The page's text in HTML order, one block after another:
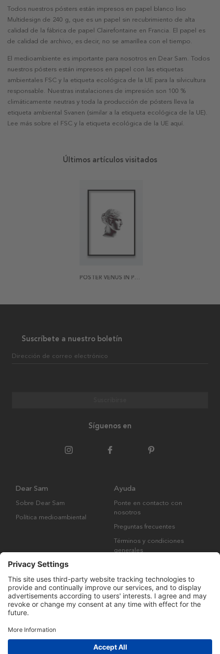
Todos nuestros pósters están impresos en papel blanco liso
Multidesign de 240 g, que es un papel sin recubrimiento de alta
calidad de la fábrica de papel Clairefontaine en Francia. El papel es
de calidad de archivo, es decir, no se amarillea con el tiempo.
El medioambiente es importante para nosotros en Dear Sam. Todos
nuestros pósters están impresos en papel con las etiquetas
ambientales FSC y la etiqueta ecológica de la UE para la silvicultura
responsable. Nuestras instalaciones de impresión son 100 %
climáticamente neutras y toda la producción de pósters lleva la
etiqueta ambiental Svanen (similar a la etiqueta ecológica de la UE).
Lee más sobre el FSC y la etiqueta ecológica de la UE aquí.
Últimos artículos visitados
POSTER VENUS IN PROFILE
Suscríbete a nuestro boletín
Dirección de correo electrónico
Síguenos en
Dear Sam
Sobre Dear Sam
Política medioambiental
Ayuda
Ponte en contacto con
nosotros
Preguntas frecuentes
Términos y condiciones
generales
Derechos de autor © Many Brands AB 2023. Todos los derechos